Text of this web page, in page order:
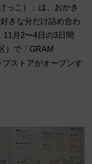
っこ）」は、おかき
きな分だけ詰め合わ
11月2〜4日の3日間
）で「GRAM
ストアがオープンす